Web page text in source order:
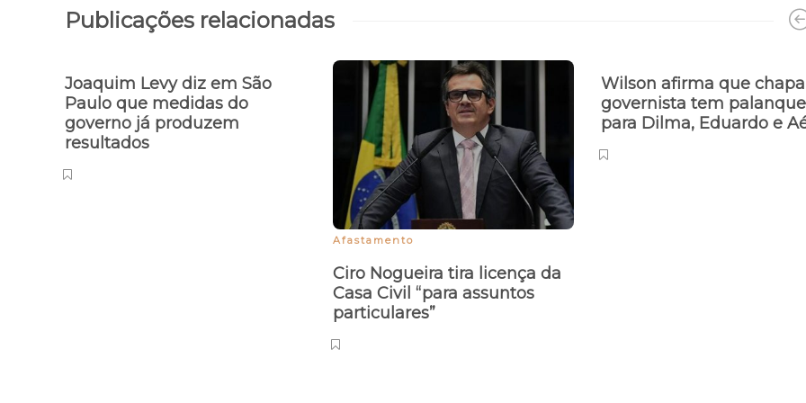
Publicações relacionadas
Joaquim Levy diz em São
Paulo que medidas do
governo já produzem
resultados
Afastamento
Ciro Nogueira tira licença da
Casa Civil “para assuntos
particulares”
Wilson afirma que chapa
governista tem palanque
para Dilma, Eduardo e